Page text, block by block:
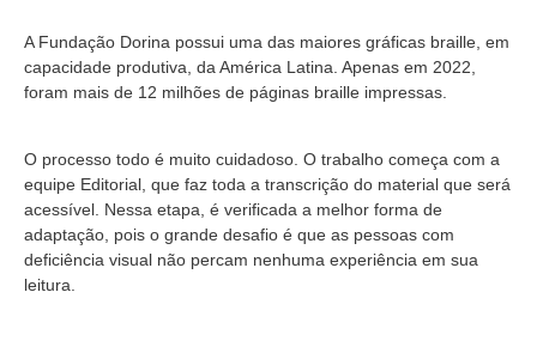
A Fundação Dorina possui uma das maiores gráficas braille, em
capacidade produtiva, da América Latina. Apenas em 2022,
foram mais de 12 milhões de páginas braille impressas.
O processo todo é muito cuidadoso. O trabalho começa com a
equipe Editorial, que faz toda a transcrição do material que será
acessível. Nessa etapa, é verificada a melhor forma de
adaptação, pois o grande desafio é que as pessoas com
deficiência visual não percam nenhuma experiência em sua
leitura.